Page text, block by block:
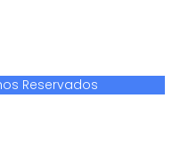
Reservados